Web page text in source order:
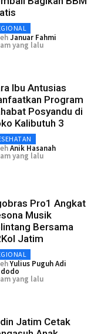
Januar Fahmi
yang lalu
Ibu Antusias
Program
Posyandu di
Kalibutuh 3
Anik Hasanah
yang lalu
Pro1 Angkat
Musik
Bersama
Jatim
Yulius Puguh Adi
yang lalu
Jatim Cetak